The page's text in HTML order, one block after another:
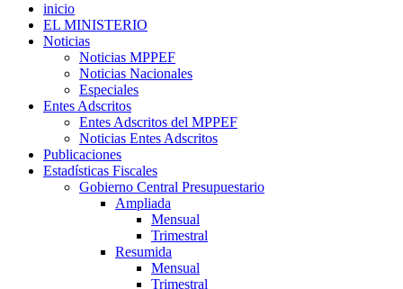
inicio
EL MINISTERIO
Noticias
Noticias MPPEF
Noticias Nacionales
Especiales
Entes Adscritos
Entes Adscritos del MPPEF
Noticias Entes Adscritos
Publicaciones
Estadísticas Fiscales
Gobierno Central Presupuestario
Ampliada
Mensual
Trimestral
Resumida
Mensual
Trimestral